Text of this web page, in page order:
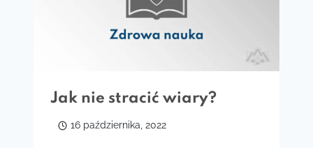
Jak nie stracić wiary?
16 października, 2022